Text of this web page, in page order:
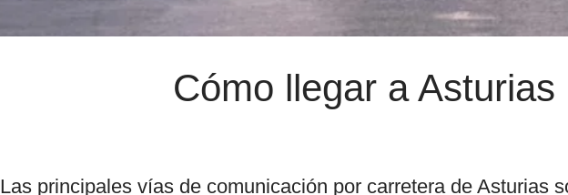
Cómo llegar a Asturias
Las principales vías de comunicación por carretera de Asturias